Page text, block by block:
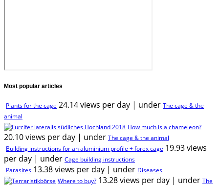
Most popular articles
Plants for the cage 24.14 views per day | under The cage & the
animal
How much is a chameleon?
20.10 views per day | under The cage & the animal
Building instructions for an aluminium profile + forex cage 19.93 views
per day | under Cage building instructions
Parasites 13.38 views per day | under Diseases
Where to buy? 13.28 views per day | under The